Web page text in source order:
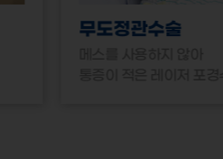
무도정관수술